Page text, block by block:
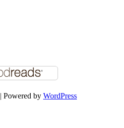
| Powered by WordPress